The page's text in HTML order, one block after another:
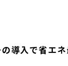
導入で省エ